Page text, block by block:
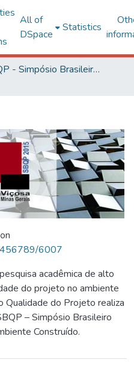
All of
DSpace
Statistics
SBQP - Simpósio Brasileiro de Qualidade do Projeto no Ambiente Construído
6007
acadêmica de alto
do projeto no ambiente
Qualidade do Projeto realiza
– Simpósio Brasileiro
Construído.